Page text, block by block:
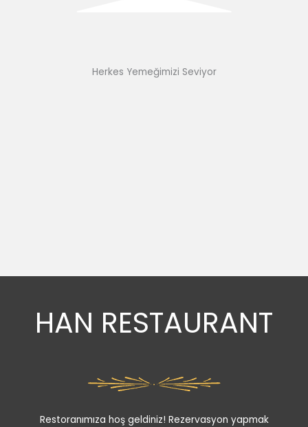
Herkes Yemeğimizi Seviyor
HAN RESTAURANT
Restoranımıza hoş geldiniz! Rezervasyon yapmak